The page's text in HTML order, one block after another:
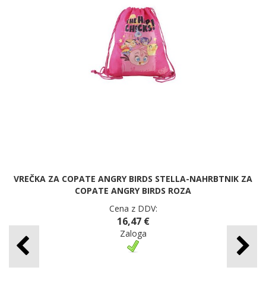
VREČKA ZA COPATE ANGRY BIRDS STELLA-NAHRBTNIK ZA
COPATE ANGRY BIRDS ROZA
Cena z DDV:
16,47 €
Zaloga